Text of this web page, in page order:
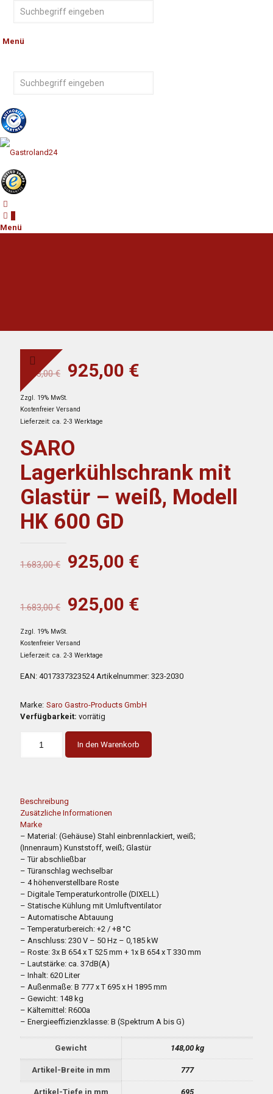
Menü
Menü
1.683,00€
Ursprünglicher
war:
1.683,00 €
925,00 €
Zzgl. 19% MwSt.
Kostenfreier Versand
Lieferzeit: ca. 2-3 Werktage
SARO
Lagerkühlschrank mit
Glastür – weiß, Modell
HK 600 GD
1.683,00€
Ursprünglicher
war:
1.683,00 €
925,00 €
1.683,00€
Ursprünglicher
war:
1.683,00 €
925,00 €
Zzgl. 19% MwSt.
Kostenfreier Versand
Lieferzeit: ca. 2-3 Werktage
EAN: 4017337323524 Artikelnummer: 323-2030
Marke: Saro Gastro-Products GmbH
Verfügbarkeit: vorrätig
In den Warenkorb
Beschreibung
Zusätzliche Informationen
Marke
– Material: (Gehäuse) Stahl einbrennlackiert, weiß;
(Innenraum) Kunststoff, weiß; Glastür
– Tür abschließbar
– Türanschlag wechselbar
– 4 höhenverstellbare Roste
– Digitale Temperaturkontrolle (DIXELL)
– Statische Kühlung mit Umluftventilator
– Automatische Abtauung
– Temperaturbereich: +2 / +8 °C
– Anschluss: 230 V – 50 Hz – 0,185 kW
– Roste: 3x B 654 x T 525 mm + 1x B 654 x T 330 mm
– Lautstärke: ca. 37dB(A)
– Inhalt: 620 Liter
– Außenmaße: B 777 x T 695 x H 1895 mm
– Gewicht: 148 kg
– Kältemittel: R600a
– Energieeffizienzklasse: B (Spektrum A bis G)
Gewicht 148,00 kg
Artikel-Breite in mm 777
Artikel-Tiefe in mm 695